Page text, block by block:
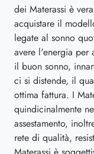
dei Materassi è
acquistare il
legate al sonno
avere l'energia per
il buon sonno,
ci si distende, il
ottima fattura. I
quindicinalmente
assestamento,
rete di qualità,